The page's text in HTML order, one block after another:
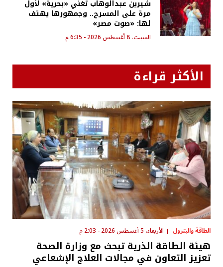
شيرين عبدالوهاب تغني «بحرية» لأول
مرة على المسرح.. وجمهورها يهتف
لها: «صوت مصر»
السبت، 8 أغسطس 2026 - 6:35 م
الأكثر قراءة
الطاقة والبترول الأربعاء، 5 أغسطس 2026 - 2:03 م
هيئة الطاقة الذرية تبحث مع وزارة الصحة
تعزيز التعاون في مجالات العلاج الإشعاعي